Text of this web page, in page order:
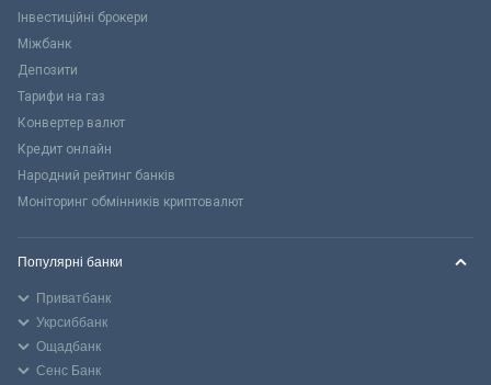
Інвестиційні брокери
Міжбанк
Депозити
Тарифи на газ
Конвертер валют
Кредит онлайн
Народний рейтинг банків
Моніторинг обмінників криптовалют
Популярні банки
Приватбанк
Укрсиббанк
Ощадбанк
Сенс Банк